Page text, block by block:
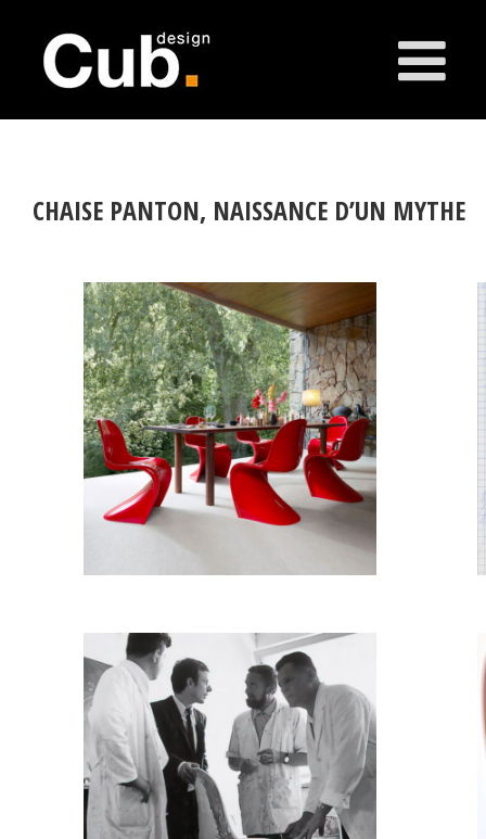
CHAISE PANTON, NAISSANCE D’UN MYTHE